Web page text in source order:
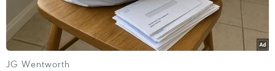
JG Wentworth